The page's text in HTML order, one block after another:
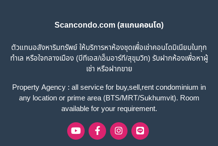
Scancondo.com (สแกนคอนโด)
ตัวแทนอสังหาริมทรัพย์ ให้บริการหาห้องชุดเพื่อเช่าคอนโดมิเนียมในทุก
ทำเล หรือใจกลางเมือง (บีทีเอส/เอ็มอาร์ที/สุขุมวิท) รับฝากห้องเพื่อหาผู้
เช่า หรือฝากขาย
Property Agency : all service for buy,sell,rent condominium in
any location or prime area (BTS/MRT/Sukhumvit). Room
available for your requirement.